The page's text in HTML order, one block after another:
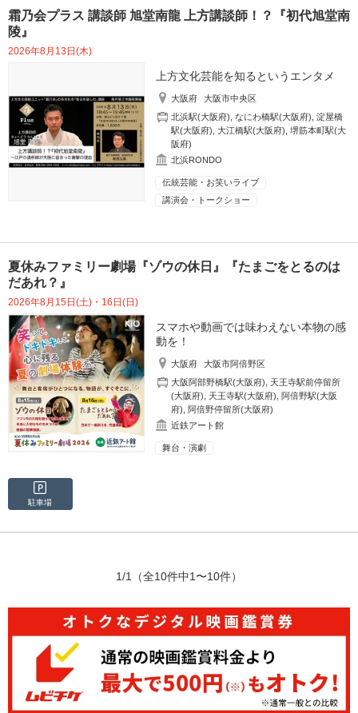
霜乃会プラス 講談師 旭堂南龍 上方講談師！？『初代旭堂南
陵』
2026年8月13日(木)
上方文化芸能を知るというエンタメ
大阪府
大阪市中央区
北浜駅(大阪府),なにわ橋駅(大阪府),淀屋橋
駅(大阪府),大江橋駅(大阪府),堺筋本町駅(大
阪府)
北浜RONDO
伝統芸能・お笑いライブ
講演会・トークショー
夏休みファミリー劇場『ゾウの休日』『たまごをとるのは
だあれ？』
2026年8月15日(土)・16日(日)
スマホや動画では味わえない本物の感
動を！
大阪府
大阪市阿倍野区
大阪阿部野橋駅(大阪府), 天王寺駅前停留所
(大阪府), 天王寺駅(大阪府), 阿倍野駅(大阪
府), 阿倍野停留所(大阪府)
近鉄アート館
舞台・演劇
駐車場
1/1 （全10件中1〜10件）